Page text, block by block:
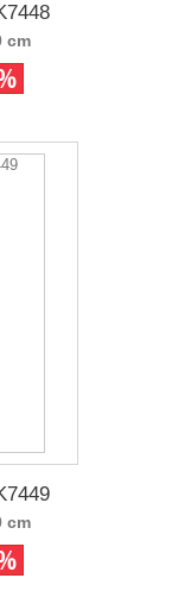
cm
cm